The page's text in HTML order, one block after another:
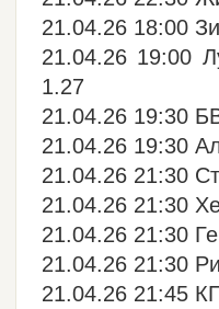
21.04.26 18:00
21.04.26 19:00
1.27
21.04.26 19:30
21.04.26 19:30
21.04.26 21:30
21.04.26 21:30
21.04.26 21:30
21.04.26 21:30
21.04.26 21:45